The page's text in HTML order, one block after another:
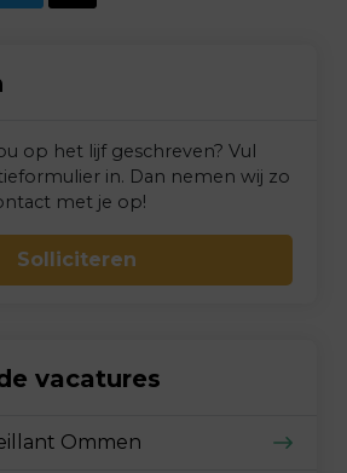
op het lijf geschreven? Vul
in. Dan nemen wij zo
met je op!
Solliciteren
vacatures
Ommen